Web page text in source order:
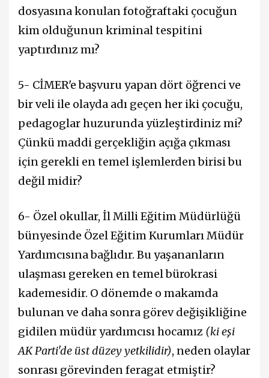
dosyasına konulan fotoğraftaki çocuğun
kim olduğunun kriminal tespitini
yaptırdınız mı?
5- CİMER'e başvuru yapan dört öğrenci ve
bir veli ile olayda adı geçen her iki çocuğu,
pedagoglar huzurunda yüzleştirdiniz mi?
Çünkü maddi gerçekliğin açığa çıkması
için gerekli en temel işlemlerden birisi bu
değil midir?
6- Özel okullar, İl Milli Eğitim Müdürlüğü
bünyesinde Özel Eğitim Kurumları Müdür
Yardımcısına bağlıdır. Bu yaşananların
ulaşması gereken en temel bürokrasi
kademesidir. O dönemde o makamda
bulunan ve daha sonra görev değişikliğine
gidilen müdür yardımcısı hocamız (ki eşi
AK Parti'de üst düzey yetkilidir), neden olaylar
sonrası görevinden feragat etmiştir?